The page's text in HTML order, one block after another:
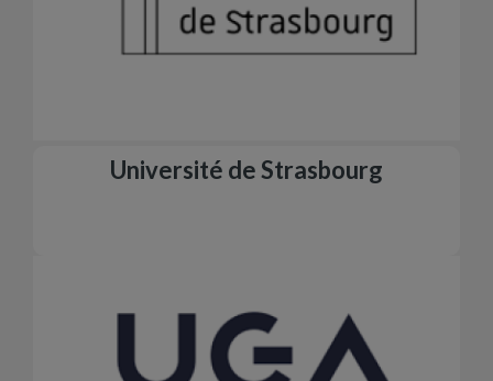
Université de Strasbourg